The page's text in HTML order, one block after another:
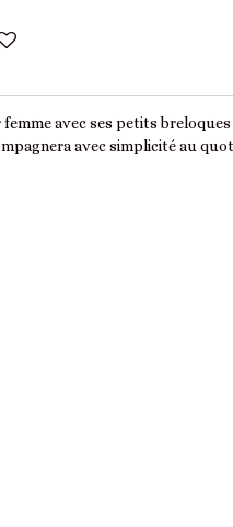
avec ses petits
avec simplicité au